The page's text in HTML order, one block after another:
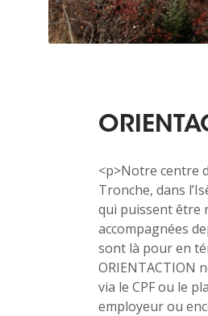
<p>Notre centre
Tronche, dans
qui puissent être
accompagnées
sont là pour en
ORIENTACTION
via le CPF ou le
employeur ou